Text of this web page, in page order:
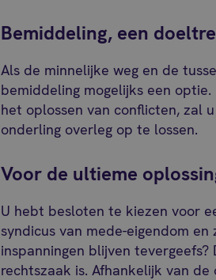
Bemiddeling, een
Als de minnelijke weg en de
bemiddeling mogelijks een
het oplossen van conflicten, zal
onderling overleg op te lossen.
Voor de ultieme
U hebt besloten te kiezen voor
syndicus van mede-eigendom
inspanningen blijven
rechtszaak is. Afhankelijk van